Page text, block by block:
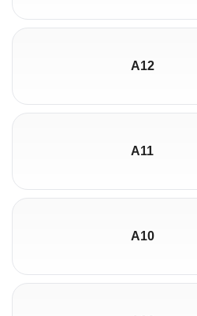
A12
A11
A10